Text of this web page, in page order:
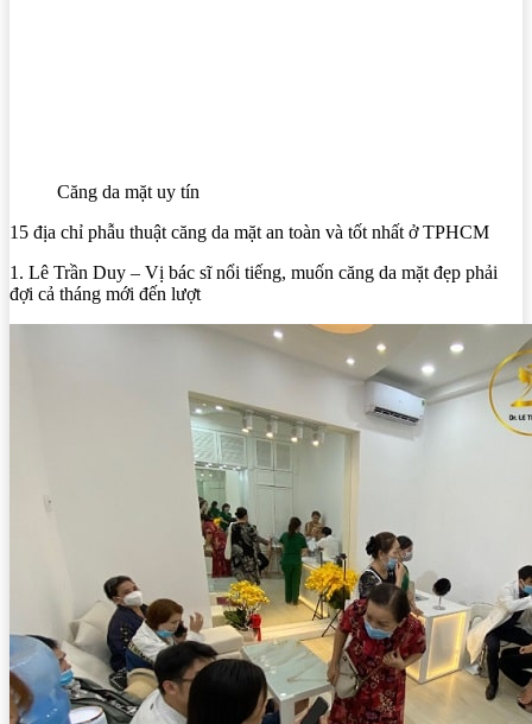
Căng da mặt uy tín
15 địa chỉ phẫu thuật căng da mặt an toàn và tốt nhất ở TPHCM
1. Lê Trần Duy – Vị bác sĩ nổi tiếng, muốn căng da mặt đẹp phải
đợi cả tháng mới đến lượt